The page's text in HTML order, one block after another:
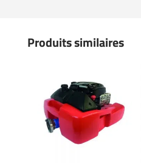
Produits similaires